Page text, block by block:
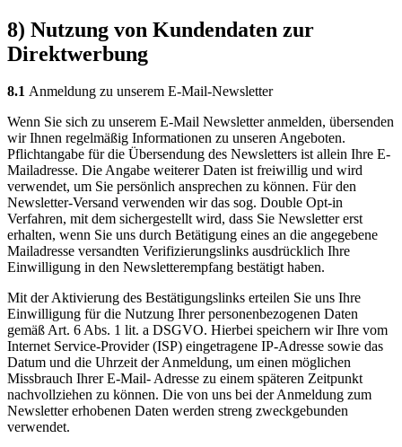
8) Nutzung von Kundendaten zur
Direktwerbung
8.1 Anmeldung zu unserem E-Mail-Newsletter
Wenn Sie sich zu unserem E-Mail Newsletter anmelden, übersenden
wir Ihnen regelmäßig Informationen zu unseren Angeboten.
Pflichtangabe für die Übersendung des Newsletters ist allein Ihre E-
Mailadresse. Die Angabe weiterer Daten ist freiwillig und wird
verwendet, um Sie persönlich ansprechen zu können. Für den
Newsletter-Versand verwenden wir das sog. Double Opt-in
Verfahren, mit dem sichergestellt wird, dass Sie Newsletter erst
erhalten, wenn Sie uns durch Betätigung eines an die angegebene
Mailadresse versandten Verifizierungslinks ausdrücklich Ihre
Einwilligung in den Newsletterempfang bestätigt haben.
Mit der Aktivierung des Bestätigungslinks erteilen Sie uns Ihre
Einwilligung für die Nutzung Ihrer personenbezogenen Daten
gemäß Art. 6 Abs. 1 lit. a DSGVO. Hierbei speichern wir Ihre vom
Internet Service-Provider (ISP) eingetragene IP-Adresse sowie das
Datum und die Uhrzeit der Anmeldung, um einen möglichen
Missbrauch Ihrer E-Mail- Adresse zu einem späteren Zeitpunkt
nachvollziehen zu können. Die von uns bei der Anmeldung zum
Newsletter erhobenen Daten werden streng zweckgebunden
verwendet.